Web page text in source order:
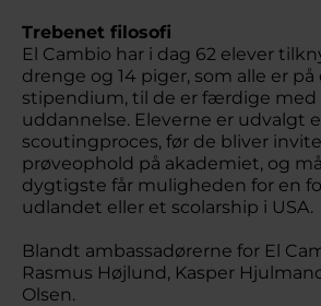
Trebenet filosofi
El Cambio har i dag 62 elever
drenge og 14 piger, som alle er
stipendium, til de er færdige med
uddannelse. Eleverne er udvalgt
scoutingproces, før de bliver
prøveophold på akademiet, og
dygtigste får muligheden for en
udlandet eller et scolarship i USA.
Blandt ambassadørerne for El
Rasmus Højlund, Kasper
Olsen.